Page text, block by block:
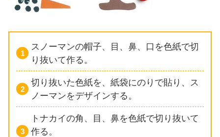
スノーマンの帽子、目、鼻、口を色紙で切
り抜いて作る。
切り抜いた色紙を、紙袋にのりで貼り、ス
ノーマンをデザインする。
トナカイの角、目、鼻を色紙で切り抜いて
作る。